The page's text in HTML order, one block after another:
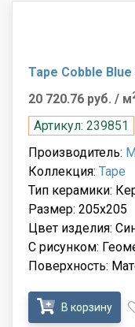
Tape Cobble Blue
20 720.76 руб. / м
Артикул: 239851
Производитель:
Коллекция: Tape
Тип керамики:
Размер: 205x205
Цвет изделия:
С рисунком:
Поверхность:
В корзину